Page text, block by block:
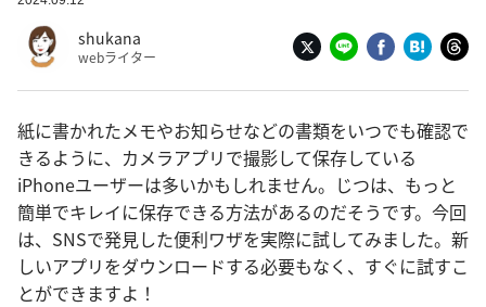
shukana
webライター
紙に書かれたメモやお知らせなどの書類をいつでも確認で
きるように、カメラアプリで撮影して保存している
iPhoneユーザーは多いかもしれません。じつは、もっと
簡単でキレイに保存できる方法があるのだそうです。今回
は、SNSで発見した便利ワザを実際に試してみました。新
しいアプリをダウンロードする必要もなく、すぐに試すこ
とができますよ！